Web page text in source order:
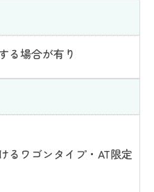
る場合が有り
るワゴンタイプ・AT限定